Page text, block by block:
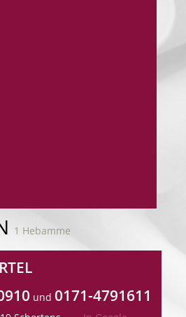
1 Hebamme
und 0171-4791611